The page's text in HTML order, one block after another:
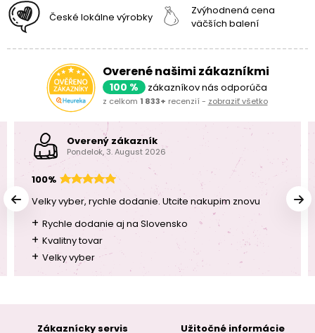
České lokálne výrobky
Zvýhodnená cena
väčších balení
Overené našimi zákazníkmi
100 % zákazníkov nás odporúča
z celkom 1 833+ recenzií - zobraziť všetko
Overený zákazník
Pondelok, 3. August 2026
100%
Velky vyber, rychle dodanie. Utcite nakupim znovu
+ Rychle dodanie aj na Slovensko
+ Kvalitny tovar
+ Velky vyber
Zákaznícky servis
Užitočné informácie